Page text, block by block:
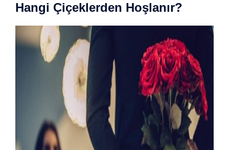
Hangi Çiçeklerden Hoşlanır?